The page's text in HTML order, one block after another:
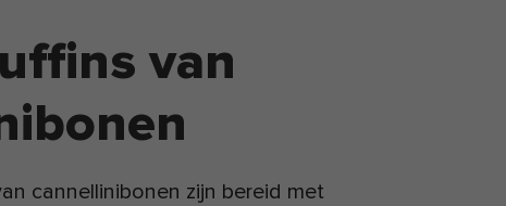
van
cannellinibonen zijn bereid met